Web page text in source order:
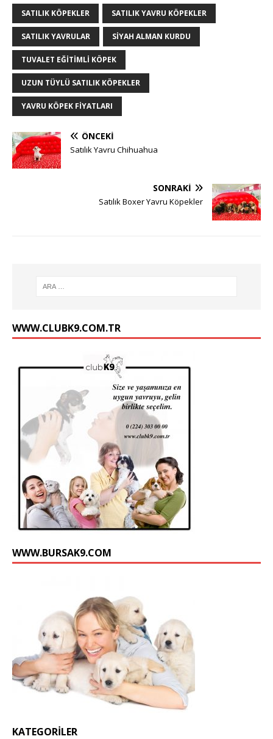
SATILIK KÖPEKLER SATILIK YAVRU KÖPEKLER
SATILIK YAVRULAR SIYAH ALMAN KURDU
TUVALET EĞITIMLI KÖPEK
UZUN TÜYLÜ SATILIK KÖPEKLER
YAVRU KÖPEK FIYATLARI
ÖNCEKI
Satılık Yavru Chihuahua
SONRAKI
Satılık Boxer Yavru Köpekler
WWW.CLUBK9.COM.TR
WWW.BURSAK9.COM
KATEGORILER